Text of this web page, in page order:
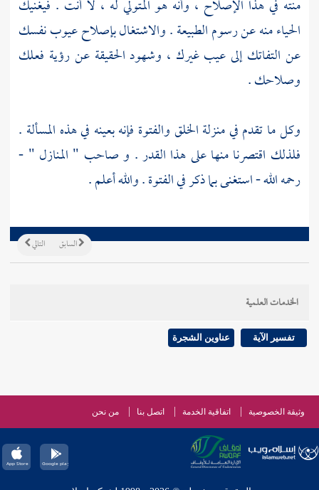
منته في هذا الإصلاح ، وأنه هو المتولي له ، لا أنت . فيغنيك
الحياء منه عن رسوم الطبيعة . والاشتغال بإصلاح عيوب نفسك
عن التفاتك إلى عيب غيرك ، وشهود الحقيقة عن رؤية فعلك
وصلاحك .
وكل ما تقدم في منزلة الخلق والفتوة فإنه بعينه في هذه المسألة .
فلذلك اقتصرنا منها على هذا القدر . و صاحب " المنازل " -
رحمه الله - استغنى بما ذكر في الفتوة . والله أعلم .
التالي السابق
الخدمات العلمية
تفسير الآية عناوين الشجرة
وثيقة الخصوصية اتفاقية الخدمة اتصل بنا من نحن